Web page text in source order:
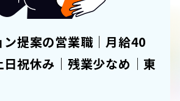
ン提案の営業職｜月給40
日祝休み｜残業少なめ│東